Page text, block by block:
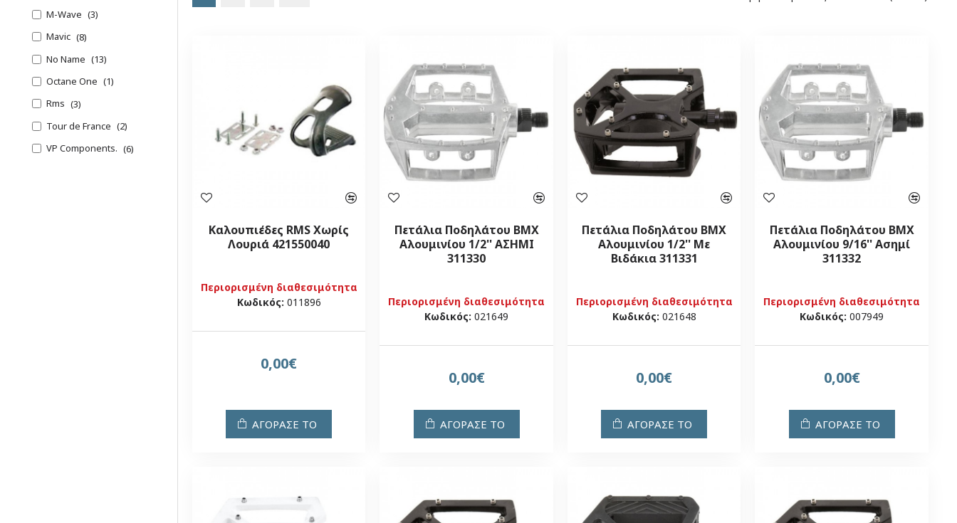
M-Wave
3
Mavic
8
No Name
13
Octane One
1
Rms
3
Tour de France
2
VP Components.
6
Περιορισμένη διαθεσιμότητα
Κωδικός: 011896
Καλουπιέδες RMS Χωρίς
Λουριά 421550040
0,00€
ΑΓΟΡΑΣΕ ΤΟ
Περιορισμένη διαθεσιμότητα
Κωδικός: 021649
Πετάλια Ποδηλάτου BMX
Αλουμινίου 1/2'' ΑΣΗΜΙ
311330
0,00€
ΑΓΟΡΑΣΕ ΤΟ
Περιορισμένη διαθεσιμότητα
Κωδικός: 021648
Πετάλια Ποδηλάτου BMX
Αλουμινίου 1/2'' Με
Βιδάκια 311331
0,00€
ΑΓΟΡΑΣΕ ΤΟ
Περιορισμένη διαθεσιμότητα
Κωδικός: 007949
Πετάλια Ποδηλάτου BMX
Αλουμινίου 9/16'' Ασημί
311332
0,00€
ΑΓΟΡΑΣΕ ΤΟ